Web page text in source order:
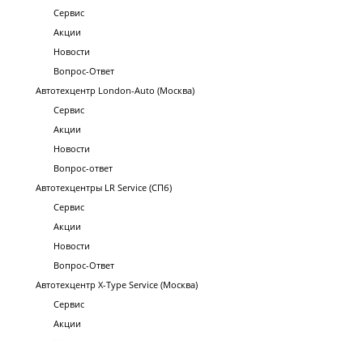
Сервис
Акции
Новости
Вопрос-Ответ
Автотехцентр London-Auto (Москва)
Сервис
Акции
Новости
Вопрос-ответ
Автотехцентры LR Service (СПб)
Сервис
Акции
Новости
Вопрос-Ответ
Автотехцентр X-Type Service (Москва)
Сервис
Акции